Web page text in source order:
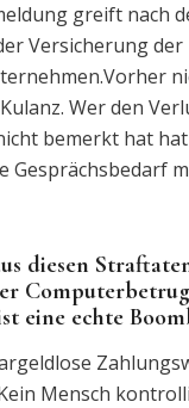
greift nach
Versicherung der
Wer den
bemerkt hat
Gesprächsbedarf
diesen
eine echte
Mensch